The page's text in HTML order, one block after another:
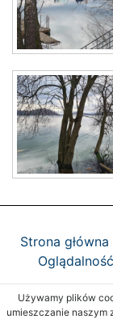
Strona główna
Oglądalność
Używamy plików
umieszczanie naszym